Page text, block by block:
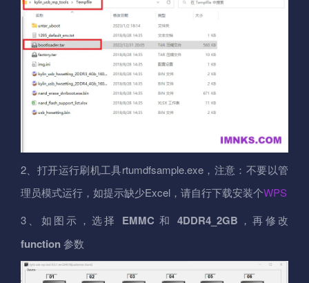
2、打开运行刷机工具rtumdfsample.exe，注意：不要以管
理员模式运行，如提示缺少Excel，请自行下载安装个WPS
3、如图示，选择 EMMC 和 4DDR4_2GB ，再修改
function参数